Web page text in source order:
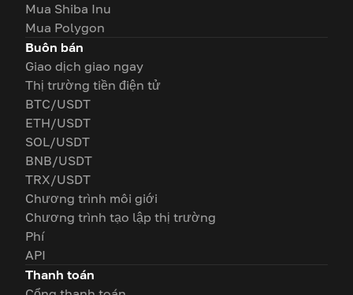
Mua Shiba Inu
Mua Polygon
Buôn bán
Giao dịch giao ngay
Thị trường tiền điện tử
BTC/USDT
ETH/USDT
SOL/USDT
BNB/USDT
TRX/USDT
Chương trình môi giới
Chương trình tạo lập thị trường
Phí
API
Thanh toán